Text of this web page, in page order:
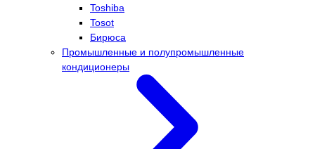
Toshiba
Tosot
Бирюса
Промышленные и полупромышленные
кондиционеры